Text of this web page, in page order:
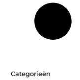
Categorieën